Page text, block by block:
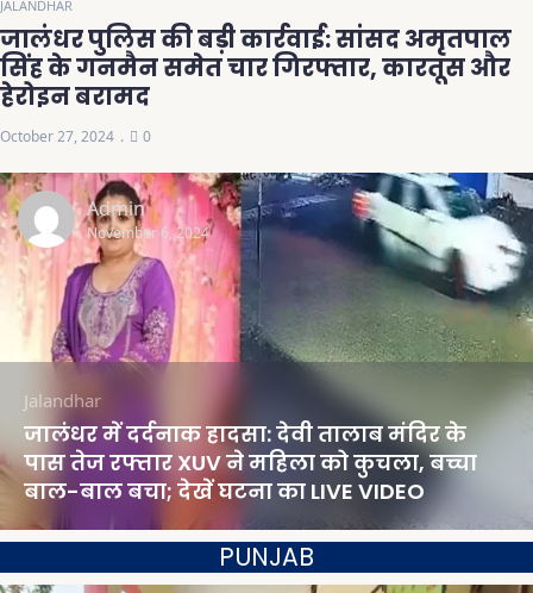
JALANDHAR
जालंधर पुलिस की बड़ी कार्रवाई: सांसद अमृतपाल
सिंह के गनमैन समेत चार गिरफ्तार, कारतूस और
हेरोइन बरामद
October 27, 2024 0
Admin
November 6, 2024
Jalandhar
जालंधर में दर्दनाक हादसा: देवी तालाब मंदिर के
पास तेज रफ्तार XUV ने महिला को कुचला, बच्चा
बाल-बाल बचा; देखें घटना का LIVE VIDEO
PUNJAB